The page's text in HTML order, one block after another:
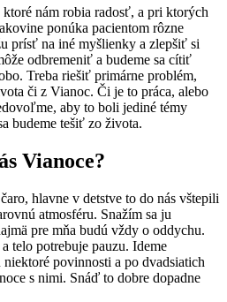
nám robia radosť, a pri ktorých
ponúka pacientom rôzne
prísť na iné myšlienky a zlepšiť si
odbremeniť a budeme sa cítiť
Treba riešiť primárne problém,
či z Vianoc. Či je to práca, alebo
aby to boli jediné témy
budeme tešiť zo života.
Vianoce?
hlavne v detstve to do nás vštepili
atmosféru. Snažím sa ju
pre mňa budú vždy o oddychu.
telo potrebuje pauzu. Ideme
povinnosti a po dvadsiatich
s nimi. Snáď to dobre dopadne